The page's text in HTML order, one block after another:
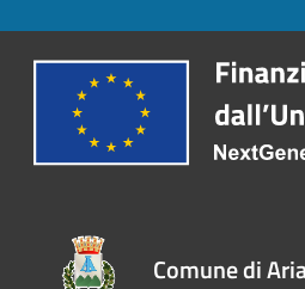
Comune di